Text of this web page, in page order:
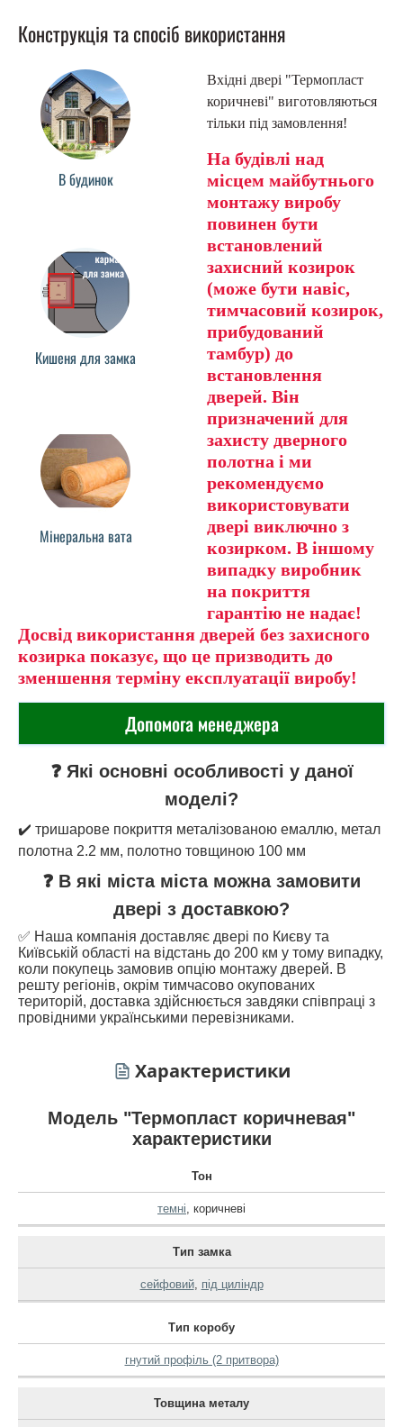
Конструкція та спосіб використання
В будинок
Кишеня для замка
Мінеральна вата
Вхідні двері "Термопласт
коричневі" виготовляються
тільки під замовлення!
На будівлі над
місцем майбутнього
монтажу виробу
повинен бути
встановлений
захисний козирок
(може бути навіс,
тимчасовий козирок,
прибудований
тамбур) до
встановлення
дверей. Він
призначений для
захисту дверного
полотна і ми
рекомендуємо
використовувати
двері виключно з
козирком. В іншому
випадку виробник
на покриття
гарантію не надає!
Досвід використання дверей без захисного
козирка показує, що це призводить до
зменшення терміну експлуатації виробу!
Допомога менеджера
❓ Які основні особливості у даної
моделі?
✔️ тришарове покриття металізованою емаллю, метал
полотна 2.2 мм, полотно товщиною 100 мм
❓ В які міста міста можна замовити
двері з доставкою?
✅ Наша компанія доставляє двері по Києву та
Київській області на відстань до 200 км у тому випадку,
коли покупець замовив опцію монтажу дверей. В
решту регіонів, окрім тимчасово окупованих
територій, доставка здійснюється завдяки співпраці з
провідними українськими перевізниками.
Характеристики
Модель "Термопласт коричневая"
характеристики
Тон
темні коричневі
Тип замка
сейфовий, під циліндр
Тип коробу
гнутий профіль (2 притвора)
Товщина металу